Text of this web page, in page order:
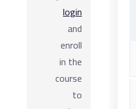
login
and
enroll
in the
course
to